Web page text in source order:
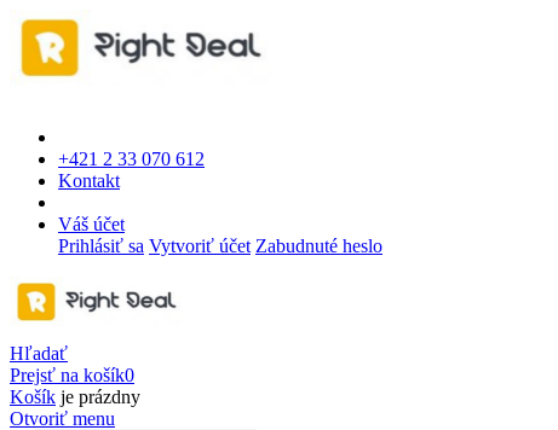
+421 2 33 070 612
Kontakt
Váš účet
Prihlásiť sa Vytvoriť účet Zabudnuté heslo
Hľadať
Prejsť na košík0
Košík je prázdny
Otvoriť menu